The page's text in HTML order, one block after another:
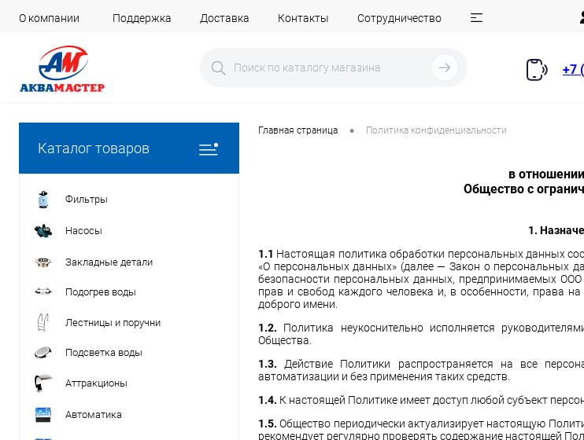
О компании Поддержка Доставка Контакты Сотрудничество
+7
Каталог товаров
Фильтры
Насосы
Закладные детали
Подогрев воды
Лестницы и поручни
Подсветка воды
Аттракционы
Автоматика
Главная страница • Политика конфиденциальности
в
Общество с
1.
1.1 Настоящая политика обработки персональных данных
«О персональных данных» (далее — Закон о персональных
безопасности персональных данных, предпринимаемых
прав и свобод каждого человека и, в особенности, права
доброго имени.
1.2. Политика неукоснительно исполняется
Общества.
1.3.Действие Политики распространяется на все
автоматизации и без применения таких средств.
1.4. К настоящей Политике имеет доступ любой субъект
1.5.Общество периодически актуализирует настоящую
рекомендует регулярно проверять содержание настоящей